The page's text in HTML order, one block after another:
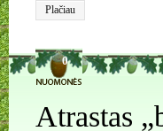
Plačiau
0
Atrastas